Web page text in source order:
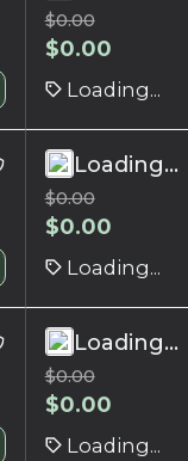
$0.00
$0.00
Loading...
Loading...
$0.00
$0.00
Loading...
Loading...
$0.00
$0.00
Loading...